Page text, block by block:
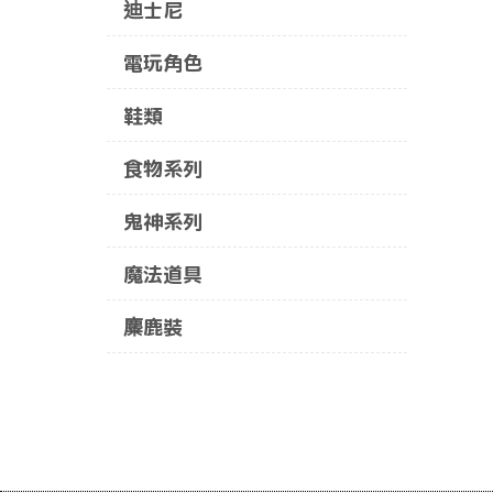
迪士尼
電玩角色
鞋類
食物系列
鬼神系列
魔法道具
麋鹿裝